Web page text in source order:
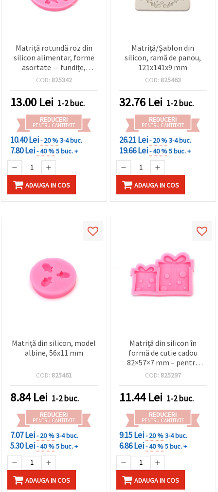
Matriță rotundă roz din
silicon alimentar, forme
asortate — fundițe,
inimioare și rochii, 78 x 10
ciocolată, decor torturi și
cupcake-uri (sugarcraft)
COD: 825342
13.00 Lei 1-2 buc.
REDUCERI
PENTRU CANTITATE
10.40 Lei- 20 %3-4 buc.
7.80 Lei- 40 %5 buc. +
ADAUGA IN COS
Matriță/Șablon din
silicon, ramă de panou,
121x141x9 mm
COD: 825463
32.76 Lei 1-2 buc.
REDUCERI
PENTRU CANTITATE
26.21 Lei- 20 %3-4 buc.
19.66 Lei- 40 %5 buc. +
ADAUGA IN COS
Matriță din silicon, model
albine, 56x11 mm
COD: 825461
8.84Lei 1-2 buc.
REDUCERI
PENTRU CANTITATE
7.07 Lei- 20 %3-4 buc.
5.30 Lei- 40 %5 buc. +
ADAUGA IN COS
Matriță din silicon în
formă de cutie cadou
82×57×7 mm – pentru
rășină epoxidică, rășină UV
DIY, brelocuri, ornamente
COD: 825297
11.44Lei 1-2 buc.
REDUCERI
PENTRU CANTITATE
9.15 Lei- 20 %3-4 buc.
6.86 Lei- 40 %5 buc. +
ADAUGA IN COS